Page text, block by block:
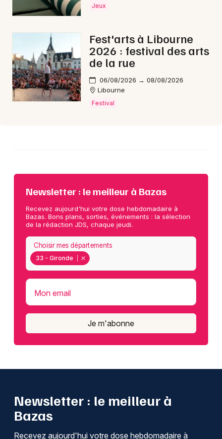
33 - Gironde
Mon email
Je m'abonne
Jeux
Fest'arts à Libourne
2026 : festival des arts
de la rue
06/08/2026 → 08/08/2026
Libourne
Festival
Newsletter : le meilleur à Bazas
Recevez aujourd'hui votre dose hebdomadaire à
Bazas. Bons plans, sorties, événements : la sélection
de la rédaction JDS, chaque jeudi.
33 - Gironde
Choisir mes départements
Mon email
Je m'abonne
Newsletter : le meilleur à
Bazas
Recevez aujourd'hui votre dose hebdomadaire à